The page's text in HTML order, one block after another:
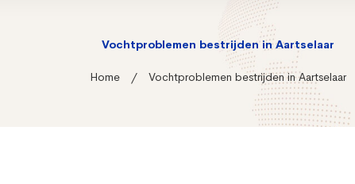
Vochtproblemen bestrijden in Aartselaar
Home Vochtproblemen bestrijden in Aartselaar